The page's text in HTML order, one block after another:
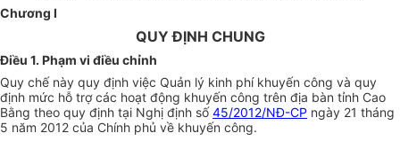
Chương I
QUY ĐỊNH CHUNG
Điều 1. Phạm vi điều chỉnh
Quy chế này quy định việc Quản lý kinh phí khuyến công và quy
định mức hỗ trợ các hoạt động khuyến công trên địa bàn tỉnh Cao
Bằng theo quy định tại Nghị định số45/2012/NĐ-CP ngày 21 tháng
5 năm 2012 của Chính phủ về khuyến công.